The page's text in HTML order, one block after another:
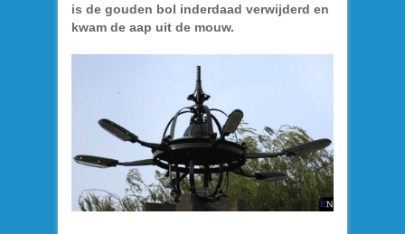
is de gouden bol inderdaad verwijderd en
kwam de aap uit de mouw.